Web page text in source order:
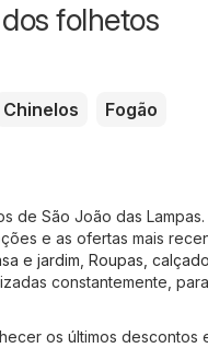
folhetos
Chinelos
Fogão
de São João das Lampas.
e as ofertas mais
e jardim Roupas,
constantemente, para
os últimos descontos